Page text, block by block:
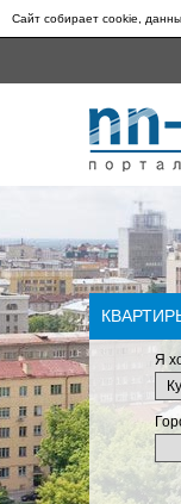
Сайт собирает cookie,
Я